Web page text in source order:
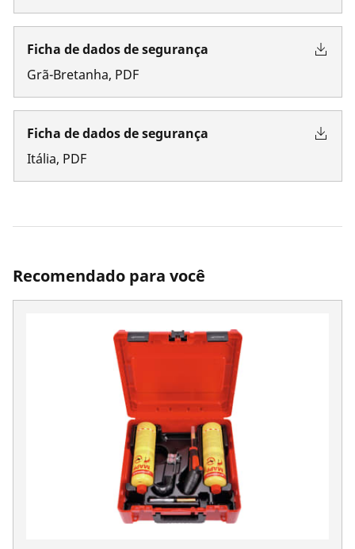
Ficha de dados de segurança
Grã-Bretanha, PDF
Ficha de dados de segurança
Itália, PDF
Recomendado para você